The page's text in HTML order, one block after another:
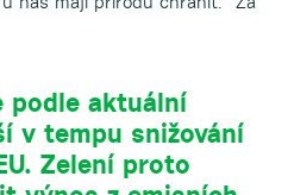
podle aktuální
v tempu snižování
Zelení proto